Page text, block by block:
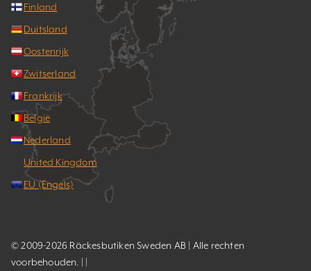
Finland
Duitsland
Oostenrijk
Zwitserland
Frankrijk
België
Nederland
United Kingdom
EU (Engels)
© 2009-2026 Räckesbutiken Sweden AB | Alle rechten
voorbehouden. | |